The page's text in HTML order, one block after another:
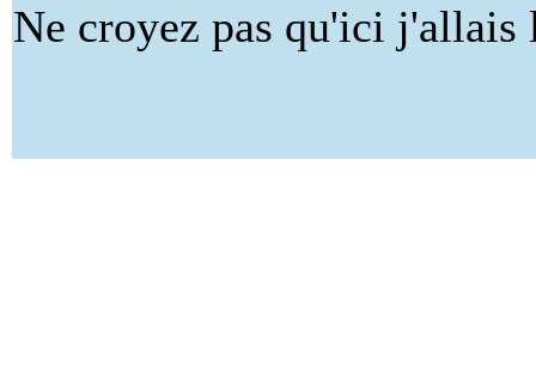
Ne croyez pas qu'ici